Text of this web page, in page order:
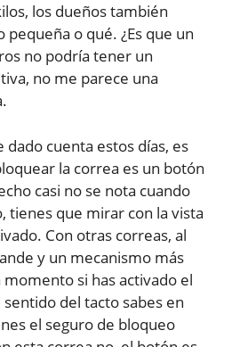
los dueños también
o qué. ¿Es que un
no podría tener un
no me parece una
dado cuenta estos días, es
la correa es un botón
casi no se nota cuando
tienes que mirar con la vista
Con otras correas, al
y un mecanismo más
si has activado el
del tacto sabes en
el seguro de bloqueo